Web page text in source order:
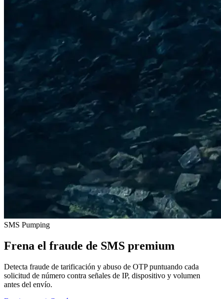
SMS Pumping
Frena el fraude de SMS premium
Detecta fraude de tarificación y abuso de OTP puntuando cada
solicitud de número contra señales de IP, dispositivo y volumen
antes del envío.